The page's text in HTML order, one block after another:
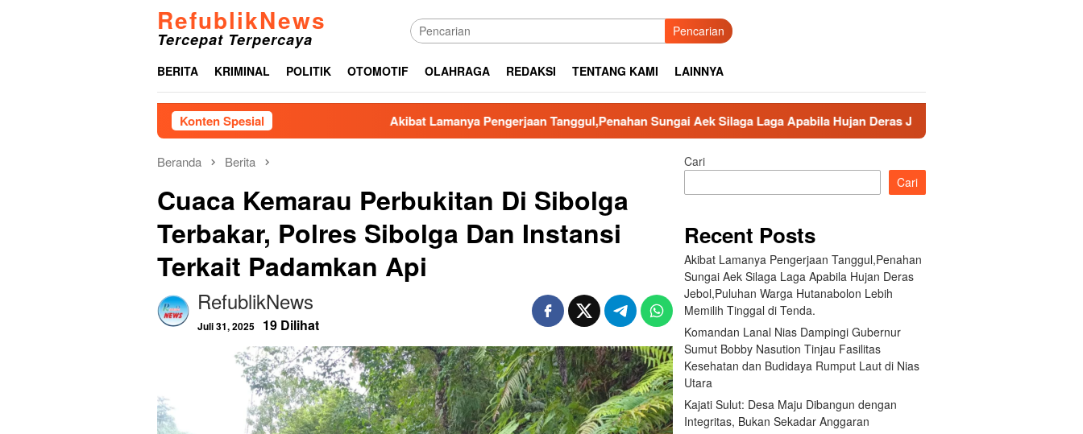
RefublikNews
Tercepat Terpercaya Pencarian
BERITA KRIMINAL POLITIK OTOMOTIF OLAHRAGA REDAKSI TENTANG KAMI LAINNYA
Konten SpesialAkibat Lamanya Pengerjaan Tanggul,Penahan Sungai Aek Silaga Laga Apabila Hujan Deras Jebol,Puluhan Warga Hutanabolon Lebih Memilih
Beranda Berita
Cuaca Kemarau Perbukitan Di Sibolga
Terbakar, Polres Sibolga Dan Instansi
Terkait Padamkan Api
RefublikNews
Juli 31, 2025 19 Dilihat
Cari
Cari
Recent Posts
Akibat Lamanya Pengerjaan Tanggul,Penahan
Sungai Aek Silaga Laga Apabila Hujan Deras
Jebol,Puluhan Warga Hutanabolon Lebih
Memilih Tinggal di Tenda.
Komandan Lanal Nias Dampingi Gubernur
Sumut Bobby Nasution Tinjau Fasilitas
Kesehatan dan Budidaya Rumput Laut di Nias
Utara
Kajati Sulut: Desa Maju Dibangun dengan
Integritas, Bukan Sekadar Anggaran